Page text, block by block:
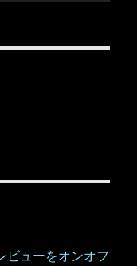
ビューをオンオフ